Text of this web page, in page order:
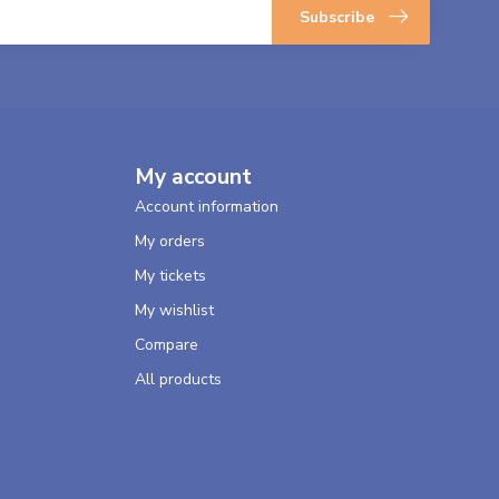
Subscribe
My account
Account information
My orders
My tickets
My wishlist
Compare
All products